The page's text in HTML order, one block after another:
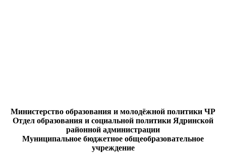
Министерство образования и молодёжной политики ЧР
Отдел образования и социальной политики Ядринской
районной администрации
Муниципальное бюджетное общеобразовательное
учреждение